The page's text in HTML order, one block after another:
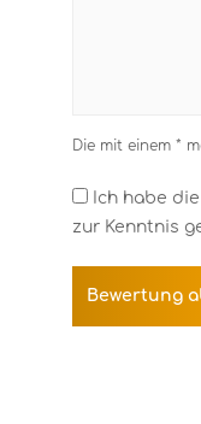
Die mit einem *
Ich habe die
zur Kenntnis
Bewertung